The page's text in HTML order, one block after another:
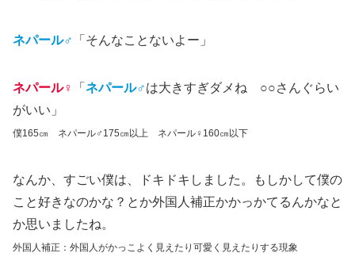
ネパール♂ 「そんなことないよー」
ネパール♀ 「 ネパール♂は大きすぎダメね ○○さんぐらい
がいい」
僕165㎝ ネパール♂175㎝以上 ネパール♀160㎝以下
なんか、すごい僕は、ドキドキしました。もしかして僕の
こと好きなのかな？とか外国人補正かかっかてるんかなと
か思いましたね。
外国人補正：外国人がかっこよく見えたり可愛く見えたりする現象